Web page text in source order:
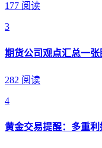
177 阅读
3
期货公司观点汇总一
282 阅读
4
黄金交易提醒：多重利